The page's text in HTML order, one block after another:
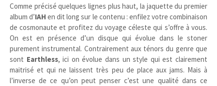
Comme précisé quelques lignes plus haut, la jaquette du premier
album d’IAH en dit long sur le contenu : enfilez votre combinaison
de cosmonaute et profitez du voyage céleste qui s’offre à vous.
On est en présence d’un disque qui évolue dans le stoner
purement instrumental. Contrairement aux ténors du genre que
sont Earthless, ici on évolue dans un style qui est clairement
maitrisé et qui ne laissent très peu de place aux jams. Mais à
l’inverse de ce qu’on peut penser c’est une qualité dans ce